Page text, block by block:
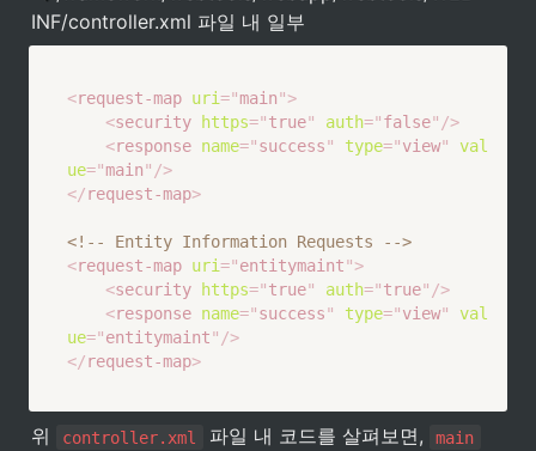
INF/controller.xml 파일 내 일부
<request-map uri="main">
<security https="true" auth="false" />
<response name="success" type="view"
val
ue="main" />
</request-map>
<!-- Entity Information Requests -->
<request-map uri="entitymaint">
<security https="true" auth="true" />
<response name="success" type="view"
val
ue="entitymaint" />
</request-map>
위 controller.xml 파일 내 코드를 살펴보면, main